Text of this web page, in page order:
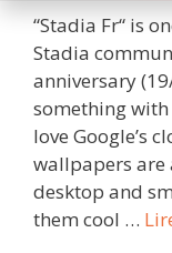
“Stadia Fr“ is
Stadia
anniversary
something
love Google’s
wallpapers are
desktop and
them cool …